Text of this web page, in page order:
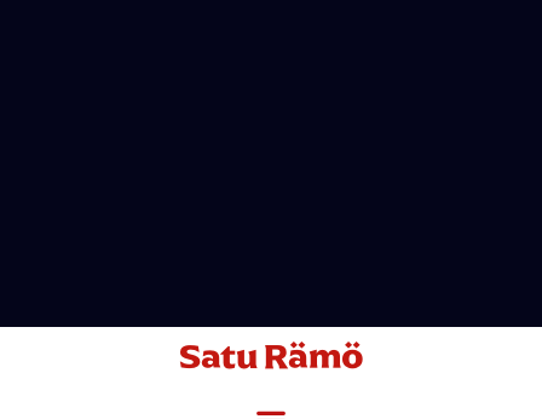
Satu Rämö